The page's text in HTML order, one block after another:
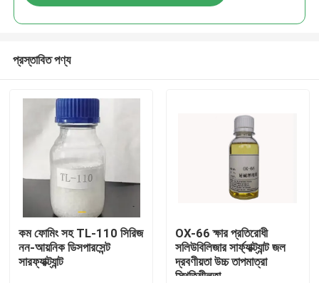
প্রস্তাবিত পণ্য
কম ফোমিং সহ TL-110 সিরিজ
নন-আয়নিক ডিসপারসেন্ট
সারফ্যাক্ট্যান্ট
OX-66 ক্ষার প্রতিরোধী
সলিউবিলিজার সার্ফ্যাক্ট্যান্ট জল
দ্রবণীয়তা উচ্চ তাপমাত্রা
স্থিতিশীলতা